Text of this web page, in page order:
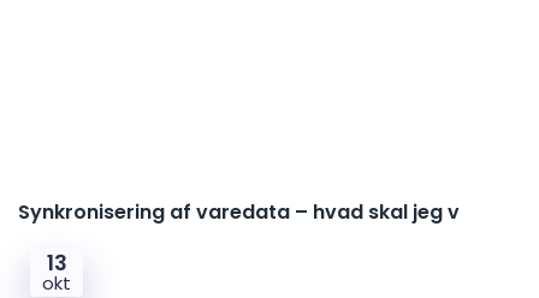
Synkronisering af varedata – hvad skal jeg v
13
okt